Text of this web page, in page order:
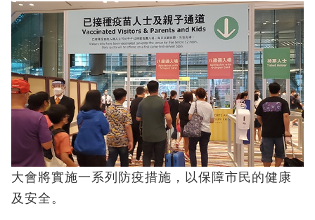
大會將實施一系列防疫措施，以保障市民的健康
及安全。